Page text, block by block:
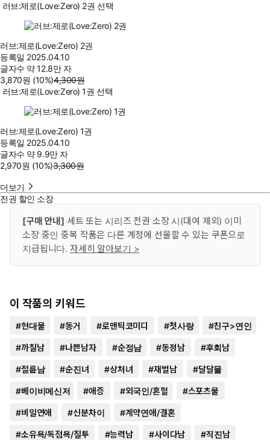
러브:제로(Love:Zero) 2권 선택
러브:제로(Love:Zero) 2권
등록일 2025.04.10
글자수 약 12.8만 자
3,870원 (10%)4,300원
러브:제로(Love:Zero) 1권 선택
러브:제로(Love:Zero) 1권
등록일 2025.04.10
글자수 약 9.9만 자
2,970원 (10%)3,300원
더보기
전권 할인 소장
[구매 안내] 세트 또는 시리즈 전권 소장 시(대여 제외) 이미
소장 중인 중복 작품은 다른 계정에 선물할 수 있는 쿠폰으로
지급됩니다. 자세히 알아보기 >
이 작품의 키워드
#현대물 #동거 #로맨틱코미디 #첫사랑 #친구>연인
#까칠남 #나쁜남자 #순정남 #동정남 #후회남
#절륜남 #순진녀 #상처녀 #재벌남 #달달물
#베이비메신저 #애증 #외국인/혼혈 #스포츠물
#비밀연애 #신분차이 #계약연애/결혼
#소유욕/독점욕/질투 #능력남 #사이다남 #직진남